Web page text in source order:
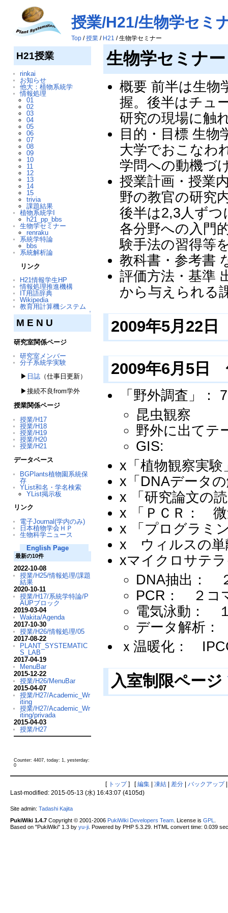
授業/H21/生物学セミ
Top/授業/ H21 / 生物学セミナー
H21授業
rinkai
お知らせ
他大：植物系統学
情報処理
01
02
03
04
05
06
07
08
09
10
11
12
13
14
15
trivia
課題結果
植物系統学I
h21_pp_bbs
生物学セミナー
renraku
系統学特論
bbs
系統解析論
リンク
H21情報学生HP
情報処理推進機構
IT用語辞典
Wikipedia
教育用計算機システム
↑
M E N U
研究室関係ページ
研究室メンバー
分子系統学実験
▶ 日誌（仕事日更新）
▶接続不良from学外
授業関係ページ
授業/H17
授業/H18
授業/H19
授業/H20
授業/H21
データベース
BGPlants植物園系統保
存
YList和名・学名検索
YList掲示板
リンク
電子Journal(学内のみ)
日本植物学会ＨＰ
生物科学ニュース
English Page
最新の10件
2022-10-08
授業/H25/情報処理/課題
結果
2020-10-11
授業/H17/系統学特論/P
AUPブロック
2019-03-04
Wakita/Agenda
2017-10-30
授業/H26/情報処理/05
2017-08-22
PLANT_SYSTEMATIC
S_LAB
2017-04-19
MenuBar
2015-12-22
授業/H26/MenuBar
2015-04-07
授業/H27/Academic_Wr
iting
授業/H27/Academic_Wr
iting/privada
2015-04-03
授業/H27
Counter: 4407, today: 1, yesterday:
0
生物学セミナ
概要 前半は生物
握。後半はチュ
研究の現場に触
目的・目標 生物
大学でおこなわ
学問への動機づ
授業計画・授業
野の教官の研究
後半は2,3人ずつ
各分野への入門
験手法の習得等
教科書・参考書
評価方法・基準
から与えられる
2009年5月22
2009年6月5日
「野外調査」
昆虫観察
野外に出てテ
GIS:
x「植物観察実験
x「DNAデータ
x 「研究論文の
x 「ＰＣＲ： 微
x 「プログラミ
x ウィルスの単
xマイクロサテ
DNA抽出：
PCR： ２コ
電気泳動：
データ解析
ｘ温暖化：
入室制限ページ
[ トップ] [編集| 凍結| 差分| バックアップ
Last-modified: 2015-05-13 (水) 16:43:07 (4105d)
Site admin: Tadashi Kajita
PukiWiki 1.4.7Copyright © 2001-2006 PukiWiki Developers Team. License is GPL
Based on "PukiWiki" 1.3 by yu-ji. Powered by PHP 5.3.29. HTML convert time: 0.039